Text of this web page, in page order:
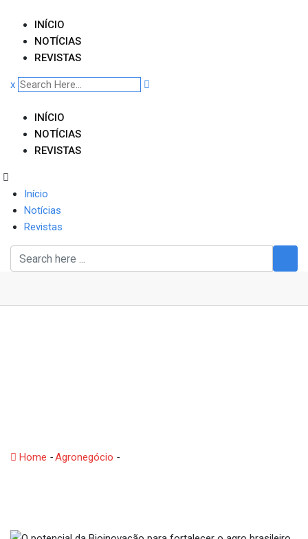
content
INÍCIO
NOTÍCIAS
REVISTAS
x
INÍCIO
NOTÍCIAS
REVISTAS
Início
Notícias
Revistas
Home -Agronegócio -